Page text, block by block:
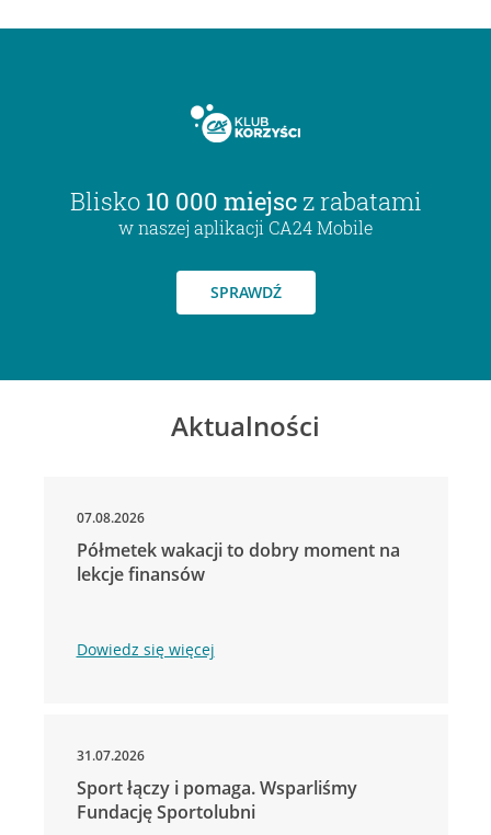
Blisko 10 000 miejsc z rabatami
w naszej aplikacji CA24 Mobile
SPRAWDŹ
Aktualności
07.08.2026
Półmetek wakacji to dobry moment na
lekcje finansów
Dowiedz się więcej
31.07.2026
Sport łączy i pomaga. Wsparliśmy
Fundację Sportolubni